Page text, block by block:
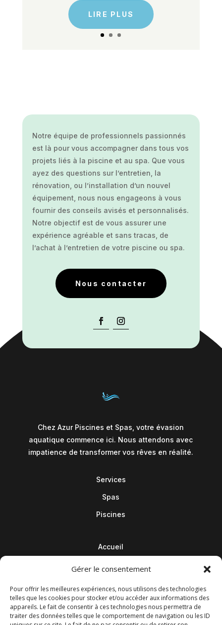
Gérer le consentement
Pour offrir les meilleures expériences, nous utilisons des technologies
telles que les cookies pour stocker et/ou accéder aux informations des
appareils. Le fait de consentir à ces technologies nous permettra de
traiter des données telles que le comportement de navigation ou les ID
LIRE PLUS
Notre équipe de professionnels passionnés
est là pour vous accompagner dans tous vos
projets liés à la piscine et au spa. Que vous
ayez des questions sur l’entretien, la
rénovation, ou l’installation d’un nouvel
équipement, nous nous engageons à vous
fournir des conseils avisés et personnalisés.
Notre objectif est de vous assurer une
expérience agréable et sans tracas, de
l’achat à l’entretien de votre piscine ou spa.
Nous contacter
Chez Azur Piscines et Spas, votre évasion
aquatique commence ici. Nous attendons avec
impatience de transformer vos rêves en réalité.
Services
Spas
Piscines
Accueil